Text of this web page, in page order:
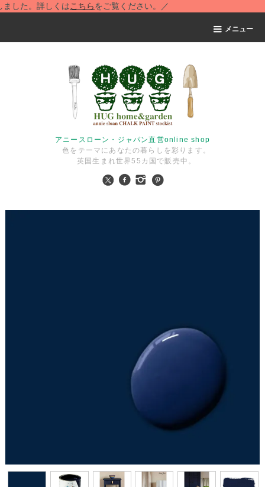
。詳しくは こちらをご覧ください。／
メニュー
アニースローン・ジャパン直営online shop
色をテーマにあなたの暮らしを彩ります。
英国生まれ世界55カ国で販売中。